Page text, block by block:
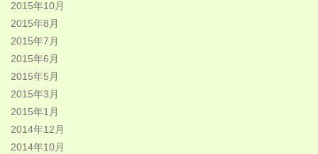
2015年10月
2015年8月
2015年7月
2015年6月
2015年5月
2015年3月
2015年1月
2014年12月
2014年10月